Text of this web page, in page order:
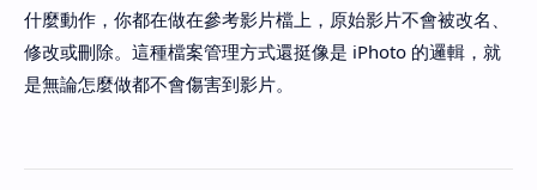
什麼動作，你都在做在參考影片檔上，原始影片不會被改名、
修改或刪除。這種檔案管理方式還挺像是 iPhoto 的邏輯，就
是無論怎麼做都不會傷害到影片。